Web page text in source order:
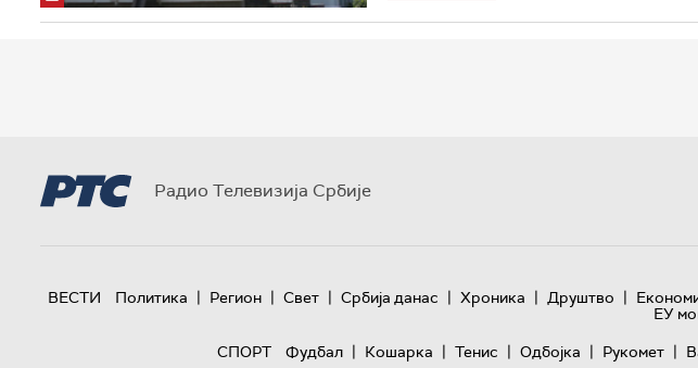
Радио Телевизија Србије
ВЕСТИ Политика | Регион | Свет | Србија данас | Хроника | Друштво |
ЕУ
СПОРТ
Фудбал | Кошарка | Тенис | Одбојка | Рукомет |